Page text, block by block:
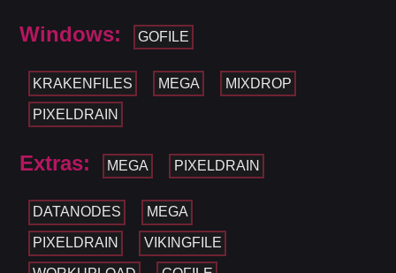
Windows: GOFILE
KRAKENFILES MEGA MIXDROP
PIXELDRAIN
Extras: MEGA PIXELDRAIN
DATANODES MEGA
PIXELDRAIN VIKINGFILE